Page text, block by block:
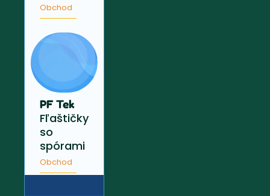
Obchod
PF Tek
Fľaštičky
so
spórami
Obchod